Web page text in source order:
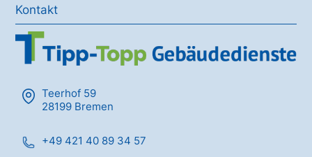
Kontakt
Teerhof 59
28199 Bremen
+49 421 40 89 34 57